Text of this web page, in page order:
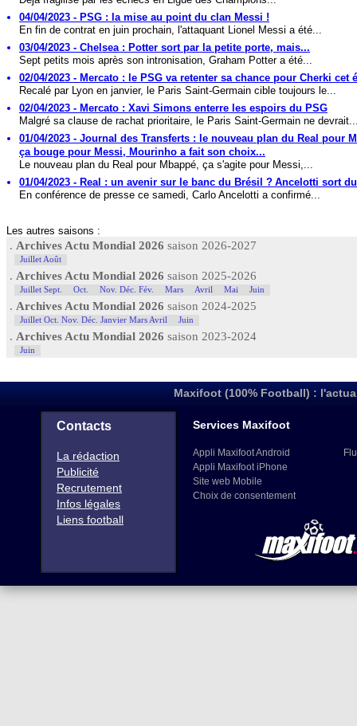
04/04/2023 - PSG : la mise au point du clan Messi !
En fin de contrat en juin prochain, l'attaquant Lionel Messi a été...
03/04/2023 - Chelsea : Potter sort par la petite porte, mais...
Sept petits mois après son intronisation, Graham Potter a été...
02/04/2023 - Mercato : le PSG va retenter sa chance pour Cherki cet
Recalé par Lyon en janvier, le Paris Saint-Germain cible toujours le...
02/04/2023 - Mercato : Xavi Simons enterre les espoirs du PSG
Malgré sa clause de rachat prioritaire, le Paris Saint-Germain ne
01/04/2023 - Journal des Transferts : le nouveau plan du Real pour
ça bouge pour Messi, Mourinho a fait son choix...
Le nouveau plan du Real pour Mbappé, ça s'agite pour Messi,...
01/04/2023 - Real : un avenir sur le banc du Brésil ? Ancelotti sort
En conférence de presse ce samedi, Carlo Ancelotti a confirmé...
Les autres saisons :
. Archives Actu Mondial 2026 saison 2026-2027
Juillet Août
. Archives Actu Mondial 2026 saison 2025-2026
Juillet Sept. Oct. Nov. Déc. Fév. Mars Avril Mai Juin
. Archives Actu Mondial 2026 saison 2024-2025
Juillet Oct. Nov. Déc. Janvier Mars Avril Juin
. Archives Actu Mondial 2026 saison 2023-2024
Juin
Maxifoot (100% Football) :
Contacts
La rédaction
Publicité
Recrutement
Infos légales
Liens football
Services Maxifoot
Appli Maxifoot Android
Appli Maxifoot iPhone
Site web Mobile
Choix de consentement